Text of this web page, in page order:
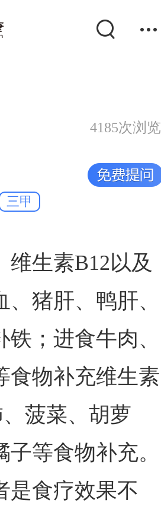
4185次浏览
三甲
维生素B12以及
猪肝、鸭肝、
；进食牛肉、
食物补充维生素
菠菜、胡萝
等食物补充。
是食疗效果不